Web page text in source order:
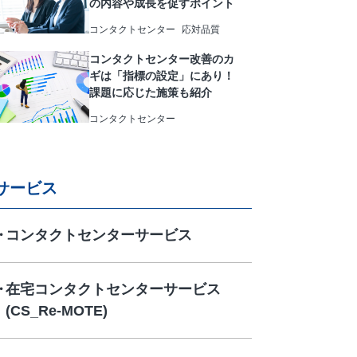
の内容や成長を促すポイント
コンタクトセンター 応対品質
コンタクトセンター改善のカ
ギは「指標の設定」にあり！
課題に応じた施策も紹介
コンタクトセンター
ービス
コンタクトセンターサービス
在宅コンタクトセンターサービス
(CS_Re-MOTE)